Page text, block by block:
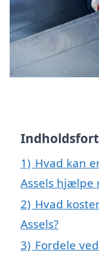
1) Hvad kan
Assels hjælpe
2) Hvad
Assels?
3) Fordele